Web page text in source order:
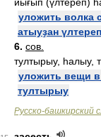
уложить волка
атыуҙан
6. сов.
тултырыу, һалыу,
уложить вещи
тултырыу
Русско-башкирский